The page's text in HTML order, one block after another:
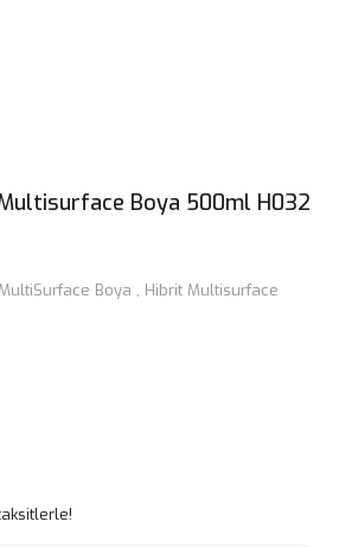
Boya 500ml H032
Boya , Hibrit Multisurface